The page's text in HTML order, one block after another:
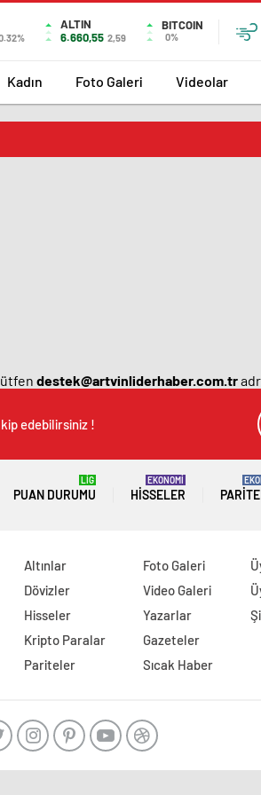
ALTIN
6.660,55 2,59
BITCOIN
0%
Kadın Foto Galeri Videolar
destek@artvinliderhaber.com.tr
edebilirsiniz !
PUAN DURUMU
LİG
HISSELER
EKONOMİ
Altınlar
Dövizler
Hisseler
Kripto Paralar
Pariteler
Foto Galeri
Video Galeri
Yazarlar
Gazeteler
Sıcak Haber